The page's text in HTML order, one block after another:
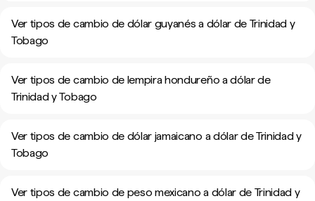
Ver tipos de cambio de dólar guyanés a dólar de Trinidad y
Tobago
Ver tipos de cambio de lempira hondureño a dólar de
Trinidad y Tobago
Ver tipos de cambio de dólar jamaicano a dólar de Trinidad y
Tobago
Ver tipos de cambio de peso mexicano a dólar de Trinidad y